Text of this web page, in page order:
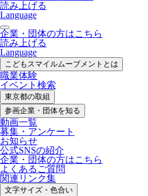
読み上げる
Language
企業・団体の方はこちら
読み上げる
Language
こどもスマイルムーブメントとは
職業体験
イベント検索
東京都の取組
参画企業・ 団体を知る
動画一覧
募集・ アンケート
お知らせ
公式SNSの紹介
企業・団体の方はこちら
よくあるご質問
関連リンク集
文字サイズ・色合い